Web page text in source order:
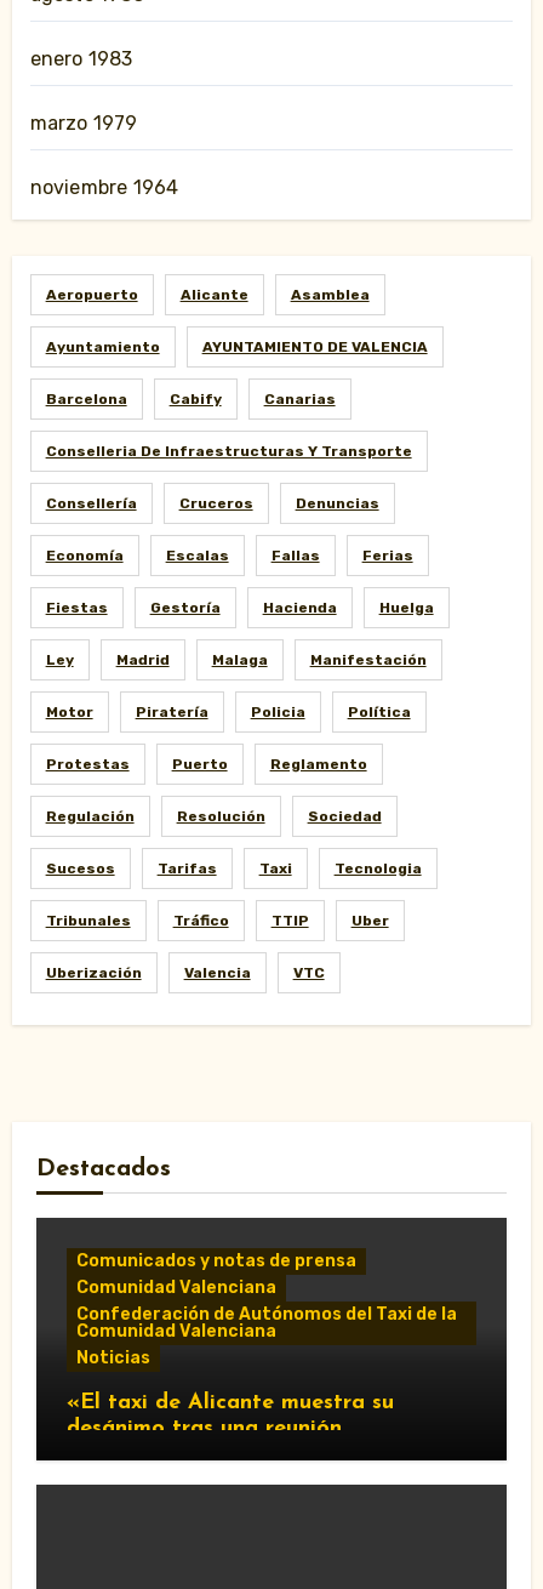
enero 1983
marzo 1979
noviembre 1964
Aeropuerto Alicante Asamblea
Ayuntamiento AYUNTAMIENTO DE VALENCIA
Barcelona Cabify Canarias
Conselleria De Infraestructuras Y Transporte
Consellería Cruceros Denuncias
Economía Escalas Fallas Ferias
Fiestas Gestoría Hacienda Huelga
Ley Madrid Malaga Manifestación
Motor Piratería Policia Política
Protestas Puerto Reglamento
Regulación Resolución Sociedad
Sucesos Tarifas Taxi Tecnologia
Tribunales Tráfico TTIP Uber
Uberización Valencia VTC
Destacados
Comunicados y notas de prensa
Comunidad Valenciana
Confederación de Autónomos del Taxi de la
Comunidad Valenciana
Noticias
«El taxi de Alicante muestra su
desánimo tras una reunión
Decreto Ley 5/2026»